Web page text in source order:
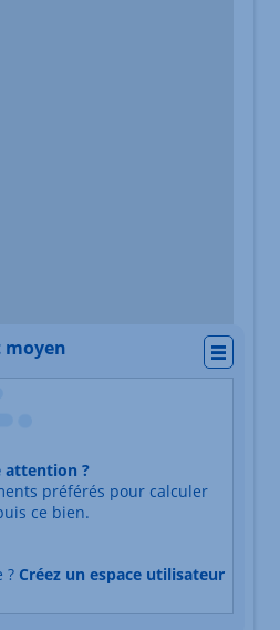
moyen
Durée du trajet en
attention ?
préférés pour calculer
ce bien.
? Créez un espace utilisateur